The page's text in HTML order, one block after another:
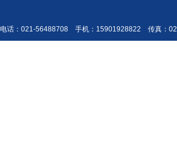
电话：021-56488708 手机：15901928822 传真：